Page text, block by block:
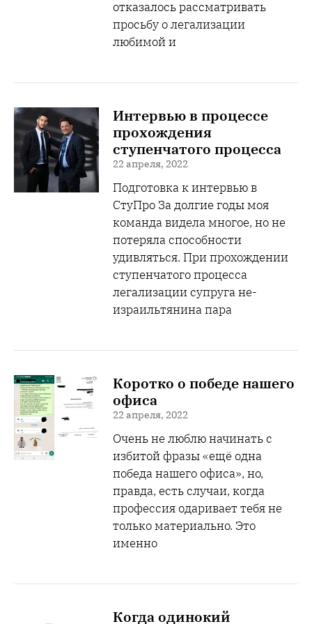
отказалось рассматривать
просьбу о легализации
любимой и
Интервью в процессе
прохождения
ступенчатого процесса
22 апреля, 2022
Подготовка к интервью в
СтуПро За долгие годы моя
команда видела многое, но не
потеряла способности
удивляться. При прохождении
ступенчатого процесса
легализации супруга не-
израильтянина пара
Коротко о победе нашего
офиса
22 апреля, 2022
Очень не люблю начинать с
избитой фразы «ещё одна
победа нашего офиса», но,
правда, есть случаи, когда
профессия одаривает тебя не
только материально. Это
именно
Когда одинокий